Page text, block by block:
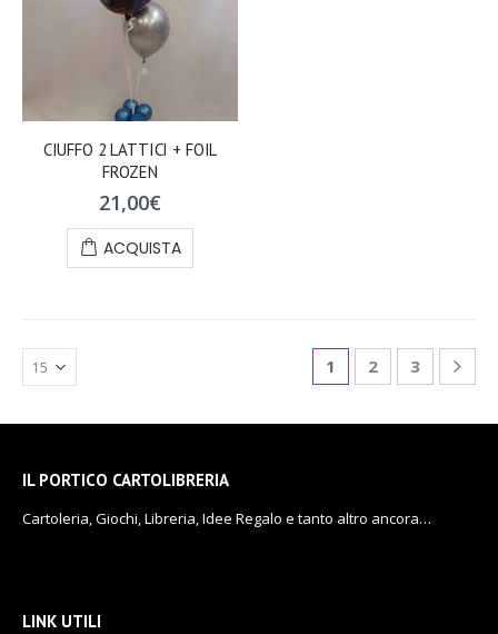
CIUFFO 2 LATTICI + FOIL
FROZEN
21,00€
ACQUISTA
1 2 3
IL PORTICO CARTOLIBRERIA
Cartoleria, Giochi, Libreria, Idee Regalo e tanto altro ancora…
LINK UTILI